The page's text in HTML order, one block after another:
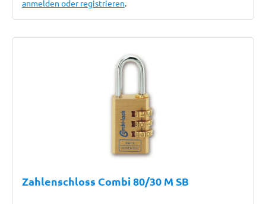
anmelden oder registrieren.
Zahlenschloss Combi 80/30 M SB